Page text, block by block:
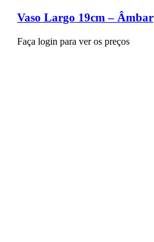
Vaso Largo 19cm – Âmbar
Faça login para ver os preços